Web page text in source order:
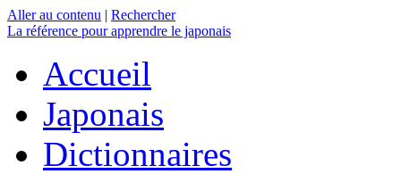
Aller au contenu | Rechercher
La référence pour apprendre le japonais
Accueil
Japonais
Dictionnaires